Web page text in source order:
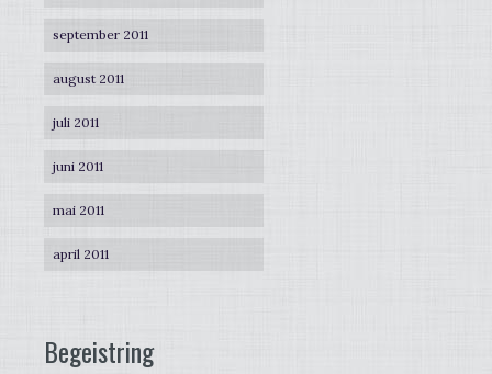
september 2011
august 2011
juli 2011
juni 2011
mai 2011
april 2011
Begeistring